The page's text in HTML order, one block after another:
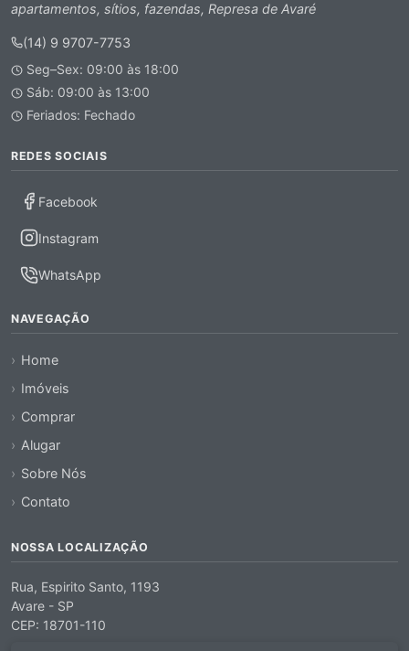
apartamentos, sítios, fazendas, Represa de Avaré
(14) 9 9707-7753
Seg–Sex: 09:00 às 18:00
Sáb: 09:00 às 13:00
Feriados: Fechado
REDES SOCIAIS
Facebook
Instagram
WhatsApp
NAVEGAÇÃO
Home
Imóveis
Comprar
Alugar
Sobre Nós
Contato
NOSSA LOCALIZAÇÃO
Rua, Espirito Santo, 1193
Avare - SP
CEP: 18701-110